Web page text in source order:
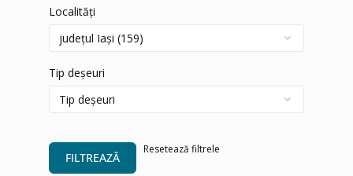
Localități
Tip deșeuri
FILTREAZĂ
Resetează filtrele